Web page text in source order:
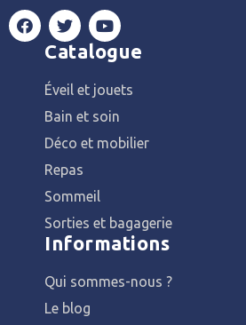
Catalogue
Éveil et jouets
Bain et soin
Déco et mobilier
Repas
Sommeil
Sorties et bagagerie
Informations
Qui sommes-nous ?
Le blog